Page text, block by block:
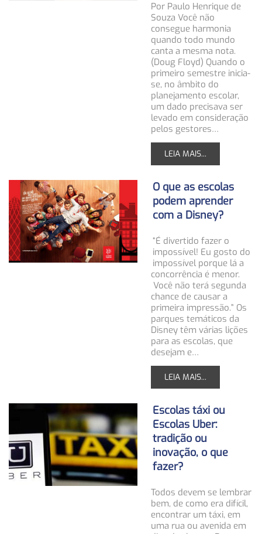
Por Paulo Henrique de
Souza Você não
consegue harmonia
quando todo mundo
canta a mesma nota.
(Doug Floyd) Quando o
primeiro semestre inicia-
se, no âmbito do
planejamento escolar,
um dado precisava ser
levado em consideração
pelos gestores…
LEIA MAIS...
O que as escolas
podem aprender
com a Disney?
“É divertido fazer o
impossível! Eu gosto do
impossível porque lá a
concorrência é menor.
Você não terá segunda
chance de causar a
primeira impressão.” Os
parques temáticos da
Disney têm várias lições
para as escolas, que
desejam e…
LEIA MAIS...
Escolas táxi ou
Escolas Uber:
tradição ou
inovação, o que
fazer?
Todos devem se lembrar
bem, de como era difícil,
encontrar um táxi, em
uma rua ou avenida em